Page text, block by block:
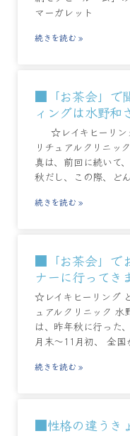
マーガレット
続きを読む »
■「お茶会」で
ィングは水野和
☆レイキヒーリン
リチュアルクリニ
真は、前回に続いて
秋だし、この際、ど
続きを読む »
■「お茶会」で
ナーに行ってき
☆レイキヒーリング
ュアルクリニック
は、昨年秋に行っ
月末～11月初、 全
続きを読む »
■性格の違うき